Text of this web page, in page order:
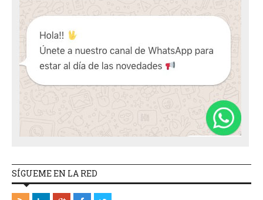
SÍGUEME EN LA RED